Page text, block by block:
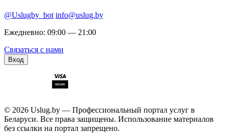
@Uslugby_bot info@uslug.by
Ежедневно: 09:00 — 21:00
Связаться с нами
Вход
© 2026 Uslug.by — Профессиональный портал услуг в
Беларуси. Все права защищены. Использование материалов
без ссылки на портал запрещено.